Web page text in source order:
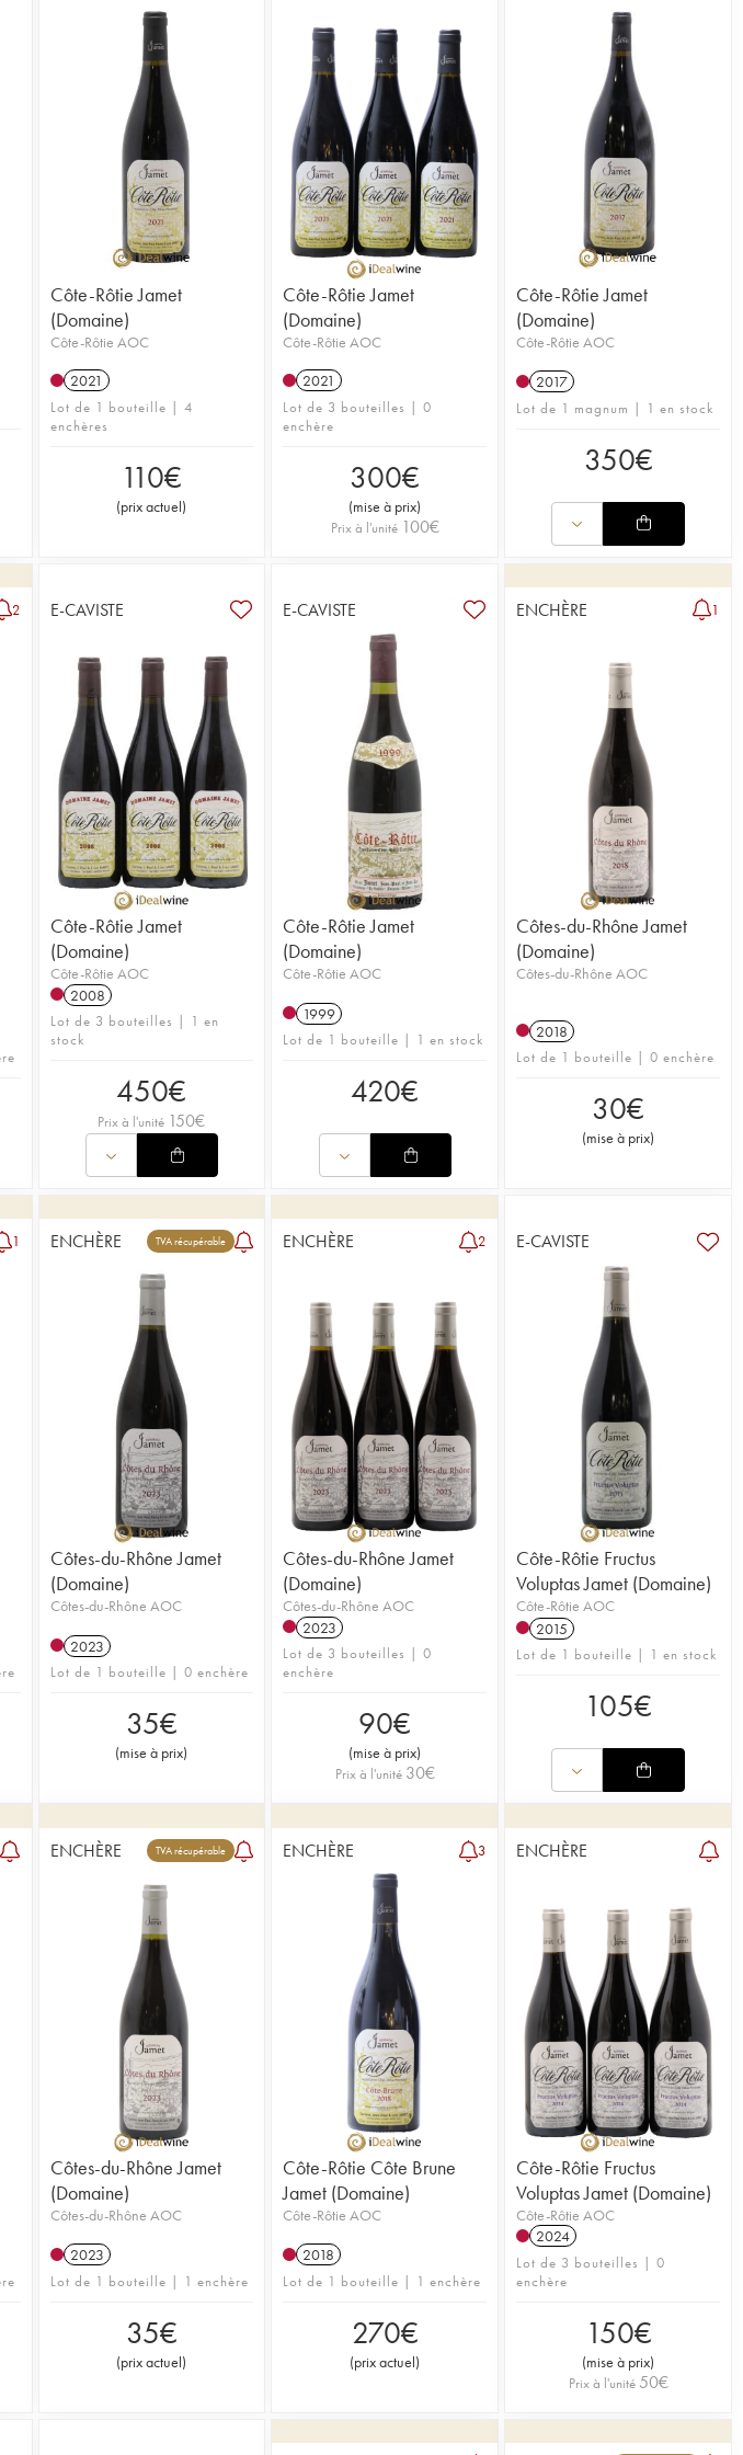
Côte-Rôtie Jamet
(Domaine)
Côte-Rôtie AOC
2021
Lot de 1 bouteille | 4
enchères
110€
(prix actuel)
Côte-Rôtie Jamet
(Domaine)
Côte-Rôtie AOC
2021
Lot de 3 bouteilles | 0
enchère
300€
(mise à prix)
Prix à l'unité 100€
Côte-Rôtie Jamet
(Domaine)
Côte-Rôtie AOC
2017
Lot de 1 magnum | 1 en stock
350€
2 E-CAVISTE
Côte-Rôtie Jamet
(Domaine)
Côte-Rôtie AOC
2008
Lot de 3 bouteilles | 1 en
stock
450€
Prix à l'unité 150€
E-CAVISTE
Côte-Rôtie Jamet
(Domaine)
Côte-Rôtie AOC
1999
Lot de 1 bouteille | 1 en stock
420€
ENCHÈRE 1
Côtes-du-Rhône Jamet
(Domaine)
Côtes-du-Rhône AOC
2018
Lot de 1 bouteille | 0 enchère
30€
(mise à prix)
1 ENCHÈRE TVA récupérable
Côtes-du-Rhône Jamet
(Domaine)
Côtes-du-Rhône AOC
2023
Lot de 1 bouteille | 0 enchère
35€
(mise à prix)
ENCHÈRE 2
Côtes-du-Rhône Jamet
(Domaine)
Côtes-du-Rhône AOC
2023
Lot de 3 bouteilles | 0
enchère
90€
(mise à prix)
Prix à l'unité 30€
E-CAVISTE
Côte-Rôtie Fructus
Voluptas Jamet (Domaine)
Côte-Rôtie AOC
2015
Lot de 1 bouteille | 1 en stock
105€
ENCHÈRE TVA récupérable
Côtes-du-Rhône Jamet
(Domaine)
Côtes-du-Rhône AOC
2023
Lot de 1 bouteille | 1 enchère
35€
(prix actuel)
ENCHÈRE 3
Côte-Rôtie Côte Brune
Jamet (Domaine)
Côte-Rôtie AOC
2018
Lot de 1 bouteille | 1 enchère
270€
(prix actuel)
ENCHÈRE
Côte-Rôtie Fructus
Voluptas Jamet (Domaine)
Côte-Rôtie AOC
2024
Lot de 3 bouteilles | 0
enchère
150€
(mise à prix)
Prix à l'unité 50€